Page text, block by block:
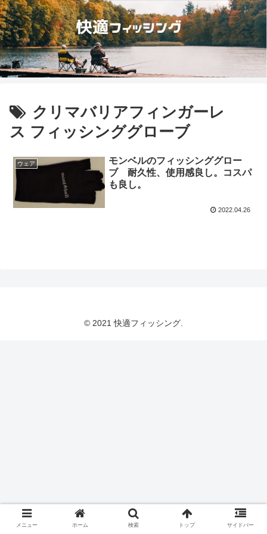
クリマバリアフィンガーレ
ス フィッシンググローブ
ウェア
モンベルのフィッシンググロー
ブ 耐久性、使用感良し。コスパ
も良し。
2022.04.26
© 2021 快適フィッシング.
メニュー ホーム 検索 トップ サイドバー